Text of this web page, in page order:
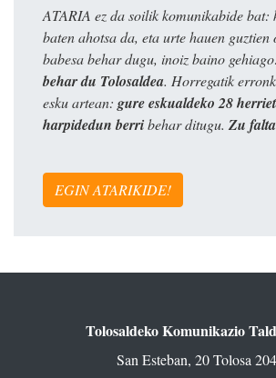
ATARIA ez da soilik komunikabide bat:
baten ahotsa da, eta urte hauen guztien
babesa behar dugu, inoiz baino
behar du Tolosaldea. Horregatik
esku artean: gure eskualdeko 28
harpidedun berribehar ditugu. Zu
EGIN ATARIKIDE!
Tolosaldeko Komunikazio
San Esteban, 20 Tolosa